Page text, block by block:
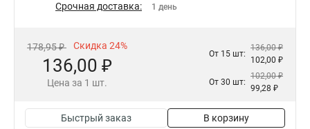
Срочная доставка: 1 день
178,95 ₽ Скидка 24%
136,00 ₽
Цена за 1 шт.
От 15 шт:
136,00 ₽
102,00 ₽
От 30 шт:
102,00 ₽
99,28 ₽
Быстрый заказ В корзину